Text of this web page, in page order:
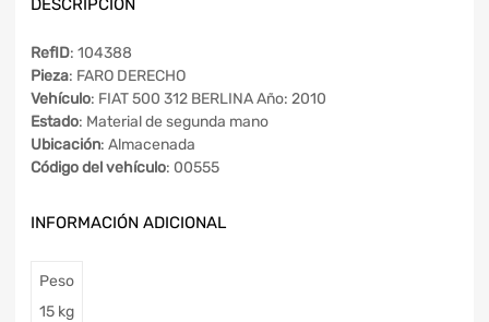
DESCRIPCIÓN
RefID: 104388
Pieza: FARO DERECHO
Vehículo: FIAT 500 312 BERLINA Año: 2010
Estado: Material de segunda mano
Ubicación: Almacenada
Código del vehículo: 00555
INFORMACIÓN ADICIONAL
Peso
15 kg